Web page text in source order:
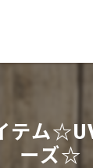
テム
ーズ☆